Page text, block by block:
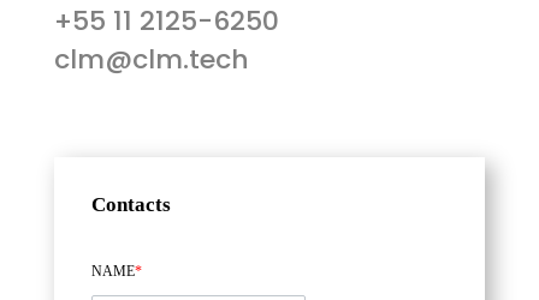
+55 11 2125-6250
clm@clm.tech
Contacts
NAME*